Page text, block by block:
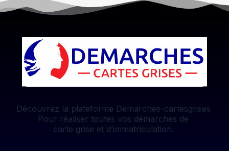
Découvrez la plateforme Demarches-cartesgrises
Pour réaliser toutes vos démarches de
carte grise et d’immatriculation.